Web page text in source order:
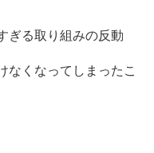
ぎる取り組みの反動
なくなってしまったこ